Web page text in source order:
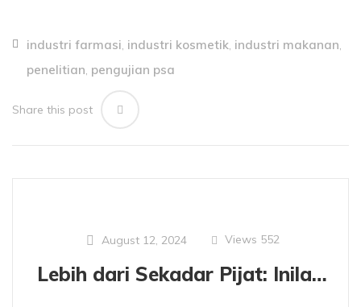
industri farmasi industri kosmetik industri makanan
penelitian pengujian psa
Share this post
August 12, 2024 Views 552
Lebih dari Sekadar Pijat: Inilah Keunggulan Minyak Urut Nanoteknologi